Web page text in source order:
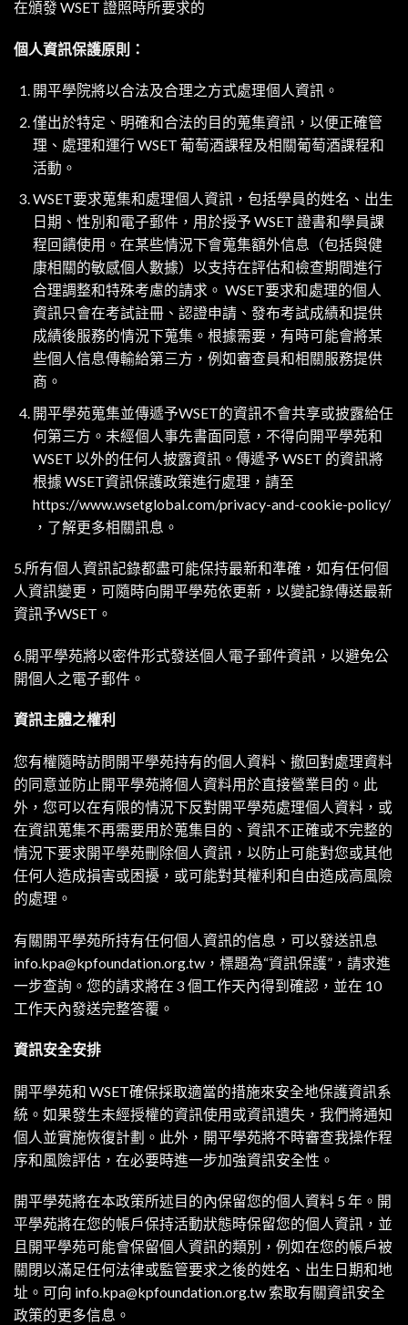
在頒發 WSET 證照時所要求的
個人資訊保護原則：
開平學院將以合法及合理之方式處理個人資訊。
僅出於特定、明確和合法的目的蒐集資訊，以便正確管
理、處理和運行 WSET 葡萄酒課程及相關葡萄酒課程和
活動。
WSET要求蒐集和處理個人資訊，包括學員的姓名、出生
日期、性別和電子郵件，用於授予 WSET 證書和學員課
程回饋使用。在某些情況下會蒐集額外信息（包括與健
康相關的敏感個人數據）以支持在評估和檢查期間進行
合理調整和特殊考慮的請求。 WSET要求和處理的個人
資訊只會在考試註冊、認證申請、發布考試成績和提供
成績後服務的情況下蒐集。根據需要，有時可能會將某
些個人信息傳輸給第三方，例如審查員和相關服務提供
商。
開平學苑蒐集並傳遞予WSET的資訊不會共享或披露給任
何第三方。未經個人事先書面同意，不得向開平學苑和
WSET 以外的任何人披露資訊。傳遞予 WSET 的資訊將
根據 WSET資訊保護政策進行處理，請至
https://www.wsetglobal.com/privacy-and-cookie-policy/
，了解更多相關訊息。
5.所有個人資訊記錄都盡可能保持最新和準確，如有任何個
人資訊變更，可隨時向開平學苑依更新，以變記錄傳送最新
資訊予WSET。
6.開平學苑將以密件形式發送個人電子郵件資訊，以避免公
開個人之電子郵件。
資訊主體之權利
您有權隨時訪問開平學苑持有的個人資料、撤回對處理資料
的同意並防止開平學苑將個人資料用於直接營業目的。此
外，您可以在有限的情況下反對開平學苑處理個人資料，或
在資訊蒐集不再需要用於蒐集目的、資訊不正確或不完整的
情況下要求開平學苑刪除個人資訊，以防止可能對您或其他
任何人造成損害或困擾，或可能對其權利和自由造成高風險
的處理。
有關開平學苑所持有任何個人資訊的信息，可以發送訊息
info.kpa@kpfoundation.org.tw ，標題為“資訊保護”，請求進
一步查詢。您的請求將在 3 個工作天內得到確認，並在 10
工作天內發送完整答覆。
資訊安全安排
開平學苑和 WSET確保採取適當的措施來安全地保護資訊系
統。如果發生未經授權的資訊使用或資訊遺失，我們將通知
個人並實施恢復計劃。此外，開平學苑將不時審查我操作程
序和風險評估，在必要時進一步加強資訊安全性。
開平學苑將在本政策所述目的內保留您的個人資料 5 年。開
平學苑將在您的帳戶保持活動狀態時保留您的個人資訊，並
且開平學苑可能會保留個人資訊的類別，例如在您的帳戶被
關閉以滿足任何法律或監管要求之後的姓名、出生日期和地
址。可向 info.kpa@kpfoundation.org.tw 索取有關資訊安全
政策的更多信息。